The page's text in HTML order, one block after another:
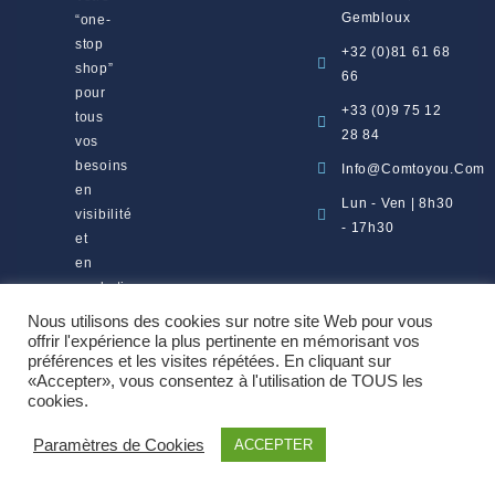
“one-
stop
shop”
pour
tous
vos
besoins
en
visibilité
et
en
marketing.
Gembloux
+32 (0)81 61 68
66
+33 (0)9 75 12
28 84
Info@comtoyou.com
Lun - Ven | 8h30
- 17h30
Copyright 2026 ©Comtoyou srl
Nous utilisons des cookies sur notre site Web pour vous
offrir l'expérience la plus pertinente en mémorisant vos
préférences et les visites répétées. En cliquant sur
«Accepter», vous consentez à l'utilisation de TOUS les
cookies.
Paramètres de Cookies ACCEPTER